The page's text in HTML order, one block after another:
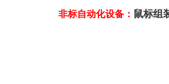
非标自动化设备： 鼠标组